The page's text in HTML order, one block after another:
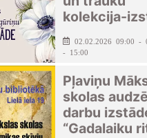
kolekcija-
02.02.2026 09:00 -
- 15:00
centrs
Pļaviņu
skolas
darbu
“Gadalaiku